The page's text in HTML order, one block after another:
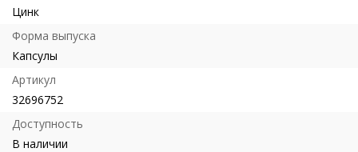
Цинк
Форма выпуска
Капсулы
Артикул
32696752
Доступность
В наличии